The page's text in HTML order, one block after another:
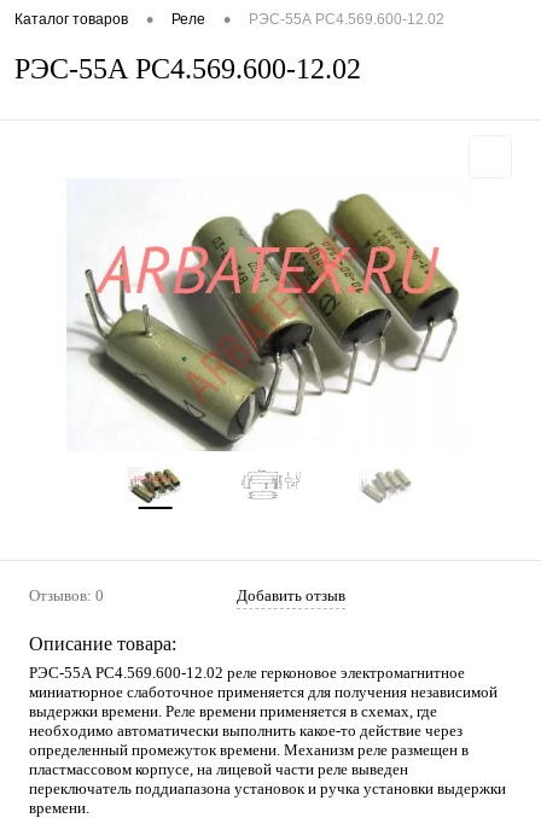
Каталог товаров • Реле • РЭС-55А РС4.569.600-12.02
РЭС-55А РС4.569.600-12.02
Отзывов: 0 Добавить отзыв
Описание товара:
РЭС-55А РС4.569.600-12.02 реле герконовое электромагнитное
миниатюрное слаботочное применяется для получения независимой
выдержки времени. Реле времени применяется в схемах, где
необходимо автоматически выполнить какое-то действие через
определенный промежуток времени. Механизм реле размещен в
пластмассовом корпусе, на лицевой части реле выведен
переключатель поддиапазона установок и ручка установки выдержки
времени.